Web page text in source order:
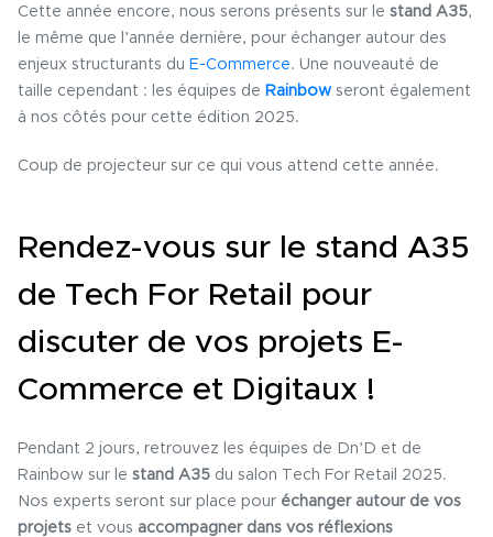
Cette année encore, nous serons présents sur le stand A35,
le même que l’année dernière, pour échanger autour des
enjeux structurants du E-Commerce. Une nouveauté de
taille cependant : les équipes de Rainbow seront également
à nos côtés pour cette édition 2025.
Coup de projecteur sur ce qui vous attend cette année.
Rendez-vous sur le stand A35
de Tech For Retail pour
discuter de vos projets E-
Commerce et Digitaux !
Pendant 2 jours, retrouvez les équipes de Dn’D et de
Rainbow sur le stand A35 du salon Tech For Retail 2025.
Nos experts seront sur place pour échanger autour de vos
projets et vous accompagner dans vos réflexions